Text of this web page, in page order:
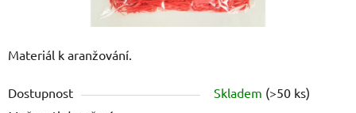
Materiál k aranžování.
Dostupnost Skladem (>50 ks)